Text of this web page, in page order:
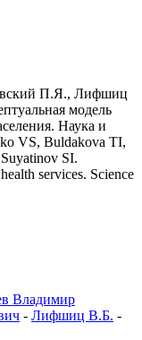
П.Я., Лифшиц
модель
Наука и
VS, Buldakova TI,
SI.
services. Science
Владимир
- Лифшиц В.Б. -